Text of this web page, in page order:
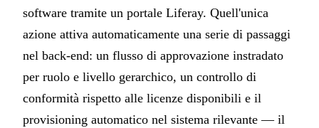
software tramite un portale Liferay. Quell'unica
azione attiva automaticamente una serie di passaggi
nel back-end: un flusso di approvazione instradato
per ruolo e livello gerarchico, un controllo di
conformità rispetto alle licenze disponibili e il
provisioning automatico nel sistema rilevante — il